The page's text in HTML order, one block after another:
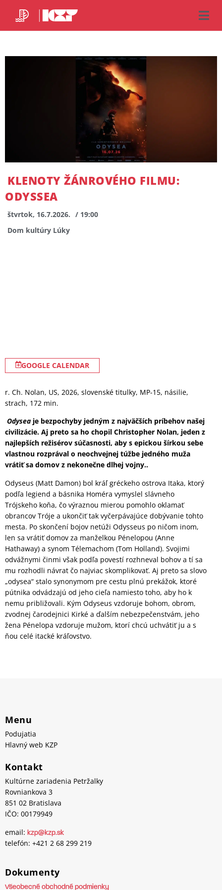
KLENOTY ŽÁNROVÉHO FILMU:
ODYSSEA
štvrtok, 16.7.2026. / 19:00
Dom kultúry Lúky
GOOGLE CALENDAR
r. Ch. Nolan, US, 2026, slovenské titulky, MP-15, násilie,
strach, 172 min.
Odysea je bezpochyby jedným z najväčších príbehov našej
civilizácie. Aj preto sa ho chopil Christopher Nolan, jeden z
najlepších režisérov súčasnosti, aby s epickou šírkou sebe
vlastnou rozprával o neochvejnej túžbe jedného muža
vrátiť sa domov z nekonečne dlhej vojny..
Odyseus (Matt Damon) bol kráľ gréckeho ostrova Itaka, ktorý
podľa legiend a básnika Homéra vymyslel slávneho
Trójskeho koňa, čo výraznou mierou pomohlo oklamať
obrancov Tróje a ukončiť tak vyčerpávajúce dobývanie tohto
mesta. Po skončení bojov netúži Odysseus po ničom inom,
len sa vrátiť domov za manželkou Pénelopou (Anne
Hathaway) a synom Télemachom (Tom Holland). Svojimi
odvážnymi činmi však podľa povestí rozhneval bohov a tí sa
mu rozhodli návrat čo najviac skomplikovať. Aj preto sa slovo
„odysea“ stalo synonymom pre cestu plnú prekážok, ktoré
pútnika odvádzajú od jeho cieľa namiesto toho, aby ho k
nemu približovali. Kým Odyseus vzdoruje bohom, obrom,
zvodnej čarodejnici Kirké a ďalším nebezpečenstvám, jeho
žena Pénelopa vzdoruje mužom, ktorí chcú uchvátiť ju a s
ňou celé itacké kráľovstvo.
Menu
Podujatia
Hlavný web KZP
Kontakt
Kultúrne zariadenia Petržalky
Rovniankova 3
851 02 Bratislava
IČO: 00179949
email: kzp@kzp.sk
telefón: +421 2 68 299 219
Dokumenty
Všeobecné obchodné podmienky